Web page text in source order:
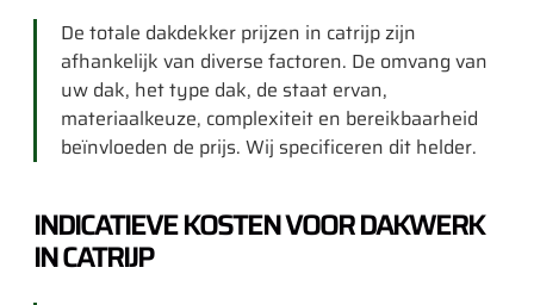
De totale dakdekker prijzen in catrijp zijn
afhankelijk van diverse factoren. De omvang van
uw dak, het type dak, de staat ervan,
materiaalkeuze, complexiteit en bereikbaarheid
beïnvloeden de prijs. Wij specificeren dit helder.
INDICATIEVE KOSTEN VOOR DAKWERK
IN CATRIJP